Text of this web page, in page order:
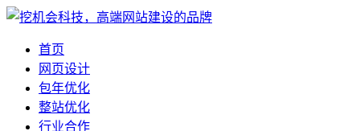
首页
网页设计
包年优化
整站优化
行业合作